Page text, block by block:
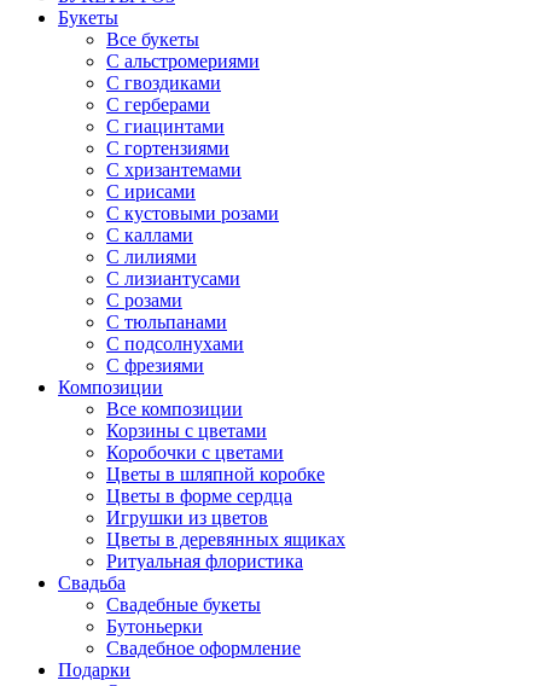
Букеты
Все букеты
С альстромериями
С гвоздиками
С герберами
С гиацинтами
С гортензиями
С хризантемами
С ирисами
С кустовыми розами
С каллами
С лилиями
С лизиантусами
С розами
С тюльпанами
С подсолнухами
С фрезиями
Композиции
Все композиции
Корзины с цветами
Коробочки с цветами
Цветы в шляпной коробке
Цветы в форме сердца
Игрушки из цветов
Цветы в деревянных ящиках
Ритуальная флористика
Свадьба
Свадебные букеты
Бутоньерки
Свадебное оформление
Подарки